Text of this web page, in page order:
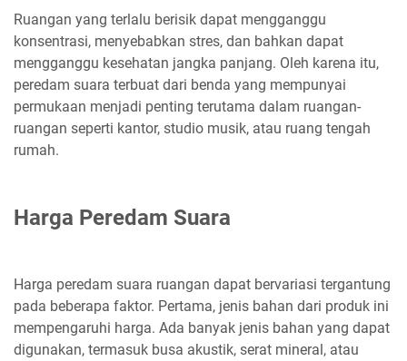
Ruangan yang terlalu berisik dapat mengganggu
konsentrasi, menyebabkan stres, dan bahkan dapat
mengganggu kesehatan jangka panjang. Oleh karena itu,
peredam suara terbuat dari benda yang mempunyai
permukaan menjadi penting terutama dalam ruangan-
ruangan seperti kantor, studio musik, atau ruang tengah
rumah.
Harga Peredam Suara
Harga peredam suara ruangan dapat bervariasi tergantung
pada beberapa faktor. Pertama, jenis bahan dari produk ini
mempengaruhi harga. Ada banyak jenis bahan yang dapat
digunakan, termasuk busa akustik, serat mineral, atau